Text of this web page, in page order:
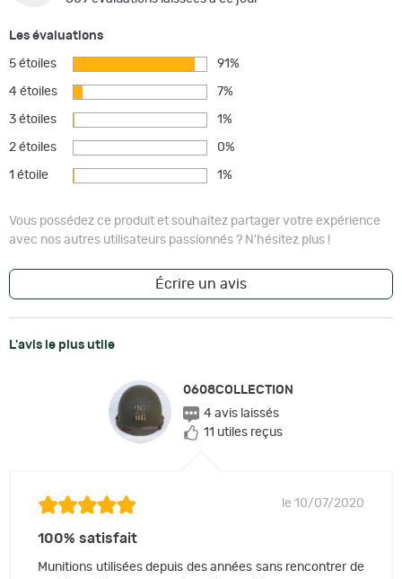
Les évaluations
5 étoiles 91%
4 étoiles 7%
3 étoiles 1%
2 étoiles 0%
1 étoile 1%
Vous possédez ce produit et souhaitez partager votre expérience
avec nos autres utilisateurs passionnés ? N'hésitez plus !
Écrire un avis
L'avis le plus utile
0608COLLECTION
4 avis laissés
11 utiles reçus
le 10/07/2020
100% satisfait
Munitions utilisées depuis des années sans rencontrer de